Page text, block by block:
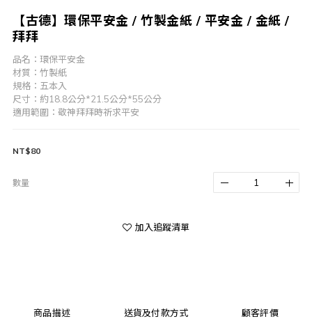
【古德】環保平安金 / 竹製金紙 / 平安金 / 金紙 /
拜拜
品名：環保平安金
材質：竹製紙
規格：五本入
尺寸：約18.8公分*21.5公分*55公分
適用範圍：敬神拜拜時祈求平安
NT$80
數量
加入追蹤清單
商品描述 送貨及付款方式 顧客評價